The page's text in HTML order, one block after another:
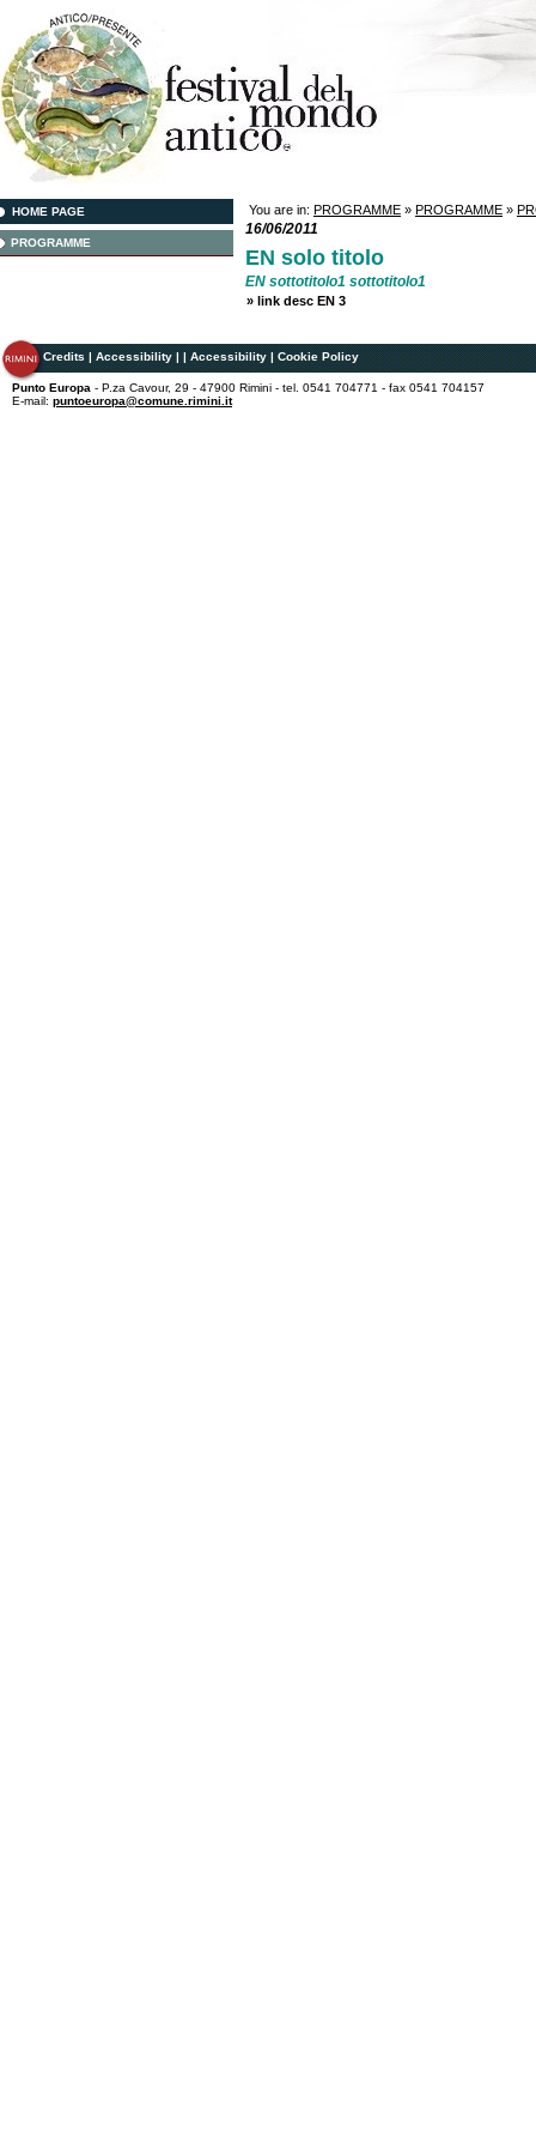
HOME PAGE
PROGRAMME
You are in: PROGRAMME » PROGRAMME »
16/06/2011
EN solo titolo
EN sottotitolo1 sottotitolo1
» link desc EN 3
Credits|Accessibility||Accessibility|Cookie Policy
Punto Europa - P.za Cavour, 29 - 47900 Rimini - tel. 0541 704771 - fax 0541 704157
E-mail: puntoeuropa@comune.rimini.it